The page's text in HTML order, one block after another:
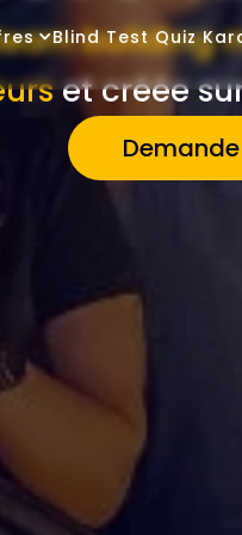
building
et créée
Blind Test Quiz